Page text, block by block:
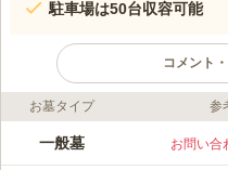
駐車場は50台収容可能
コメント
ライフドット編集部のコメント
「青山地区コミュニテ
お墓タイプ 参
一般墓 お問い合